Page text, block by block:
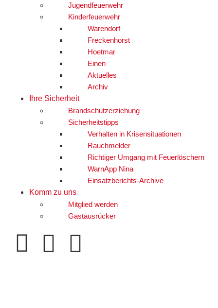
Jugendfeuerwehr
Kinderfeuerwehr
Warendorf
Freckenhorst
Hoetmar
Einen
Aktuelles
Archiv
Ihre Sicherheit
Brandschutzerziehung
Sicherheitstipps
Verhalten in Krisensituationen
Rauchmelder
Richtiger Umgang mit Feuerlöschern
WarnApp Nina
Einsatzberichts-Archive
Komm zu uns
Mitglied werden
Gastausrücker